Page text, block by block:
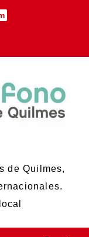
de Quilmes,